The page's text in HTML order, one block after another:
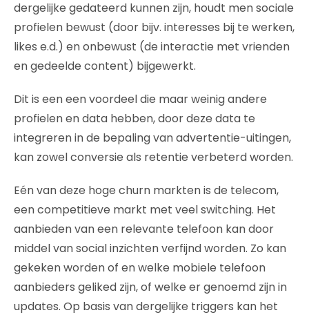
dergelijke gedateerd kunnen zijn, houdt men sociale
profielen bewust (door bijv. interesses bij te werken,
likes e.d.) en onbewust (de interactie met vrienden
en gedeelde content) bijgewerkt.
Dit is een een voordeel die maar weinig andere
profielen en data hebben, door deze data te
integreren in de bepaling van advertentie-uitingen,
kan zowel conversie als retentie verbeterd worden.
Eén van deze hoge churn markten is de telecom,
een competitieve markt met veel switching. Het
aanbieden van een relevante telefoon kan door
middel van social inzichten verfijnd worden. Zo kan
gekeken worden of en welke mobiele telefoon
aanbieders geliked zijn, of welke er genoemd zijn in
updates. Op basis van dergelijke triggers kan het